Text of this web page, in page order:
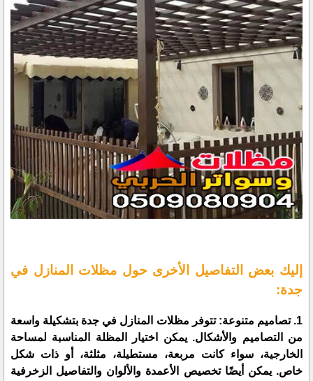
إليك بعض التفاصيل الأخرى حول مظلات المنازل في
جدة:
1. تصاميم متنوعة: تتوفر مظلات المنازل في جدة بتشكيلة واسعة
من التصاميم والأشكال. يمكن اختيار المظلة المناسبة لمساحة
الخارجية، سواء كانت مربعة، مستطيلة، مثلثة، أو ذات شكل
خاص. يمكن أيضًا تخصيص الأعمدة والألوان والتفاصيل الزخرفية